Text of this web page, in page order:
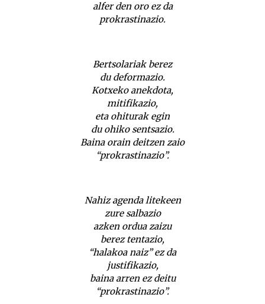
alfer den oro ez da
prokrastinazio.
Bertsolariak berez
du deformazio.
Kotxeko anekdota,
mitifikazio,
eta ohiturak egin
du ohiko sentsazio.
Baina orain deitzen zaio
“prokrastinazio”.
Nahiz agenda litekeen
zure salbazio
azken ordua zaizu
berez tentazio,
“halakoa naiz” ez da
justifikazio,
baina arren ez deitu
“prokrastinazio”.